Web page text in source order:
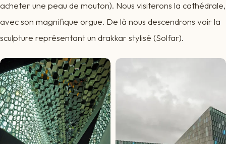
acheter une peau de mouton). Nous visiterons la cathédrale,
avec son magnifique orgue. De là nous descendrons voir la
sculpture représentant un drakkar stylisé (Solfar).